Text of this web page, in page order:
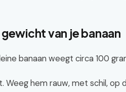
van je banaan
banaan weegt circa 100
Weeg hem rauw, met schil, op